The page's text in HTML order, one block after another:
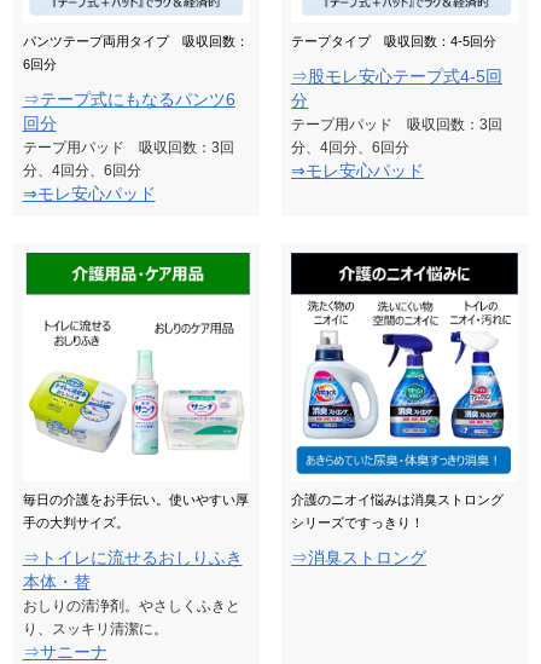
パンツテープ両用タイプ 吸収回数：
6回分
⇒テープ式にもなるパンツ6
回分
テープ用パッド 吸収回数：3回
分、4回分、6回分
⇒モレ安心パッド
テープタイプ 吸収回数：4-5回分
⇒股モレ安心テープ式4-5回
分
テープ用パッド 吸収回数：3回
分、4回分、6回分
⇒モレ安心パッド
毎日の介護をお手伝い。使いやすい厚
手の大判サイズ。
⇒トイレに流せるおしりふき
本体・替
おしりの清浄剤。やさしくふきと
り、スッキリ清潔に。
⇒サニーナ
介護のニオイ悩みは消臭ストロング
シリーズですっきり！
⇒消臭ストロング